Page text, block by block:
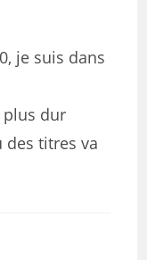
je suis dans
plus dur
des titres va